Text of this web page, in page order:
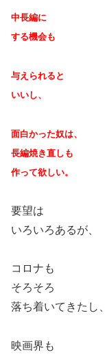
中長編に
する機会も
与えられると
いいし、
面白かった奴は、
長編焼き直しも
作って欲しい。
要望は
いろいろあるが、
コロナも
そろそろ
落ち着いてきたし、
映画界も